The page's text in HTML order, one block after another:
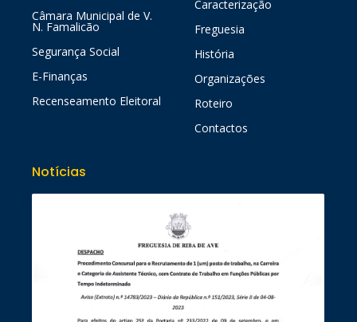
Câmara Municipal de V.
N. Famalicão
Segurança Social
E-Finanças
Recenseamento Eleitoral
Caracterização
Freguesia
História
Organizações
Roteiro
Contactos
Notícias